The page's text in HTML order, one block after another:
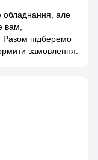
обладнання, але
вам,
Разом підберемо
замовлення.